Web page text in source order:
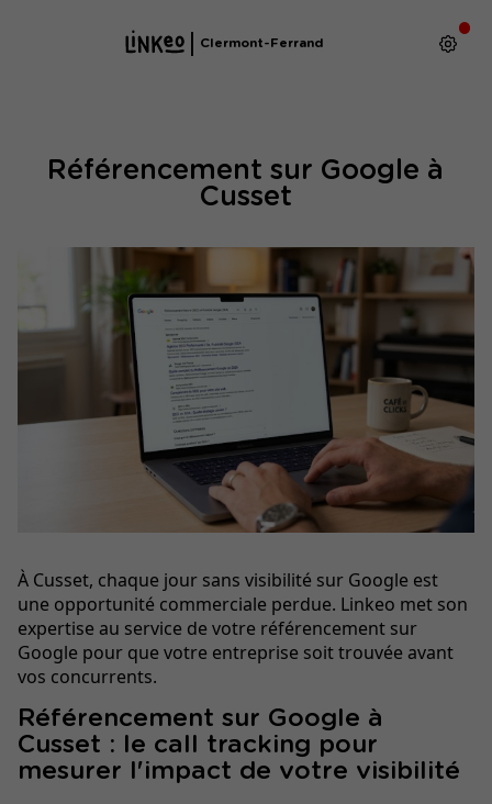
Clermont-Ferrand
Référencement sur Google à
Cusset
À Cusset, chaque jour sans visibilité sur Google est
une opportunité commerciale perdue. Linkeo met son
expertise au service de votre référencement sur
Google pour que votre entreprise soit trouvée avant
vos concurrents.
Référencement sur Google à
Cusset : le call tracking pour
mesurer l'impact de votre visibilité